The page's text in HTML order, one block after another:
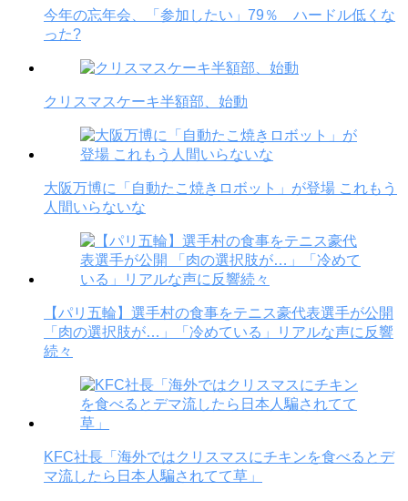
今年の忘年会、「参加したい」79％ ハードル低くな
った?
クリスマスケーキ半額部、始動
大阪万博に「自動たこ焼きロボット」が登場 これもう
人間いらないな
【パリ五輪】選手村の食事をテニス豪代表選手が公開
「肉の選択肢が…」「冷めている」リアルな声に反響
続々
KFC社長「海外ではクリスマスにチキンを食べるとデ
マ流したら日本人騙されてて草」